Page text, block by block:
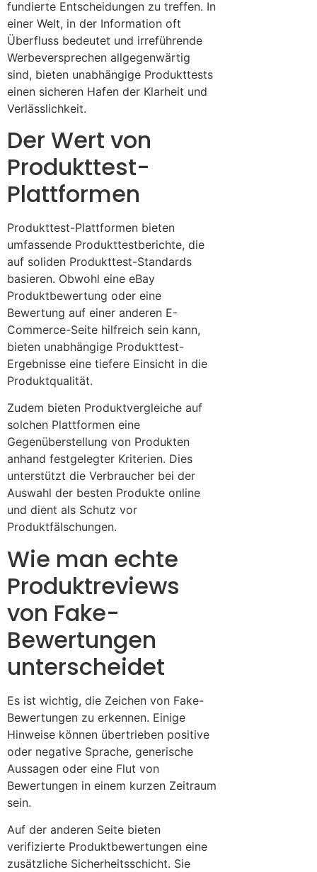
fundierte Entscheidungen zu treffen. In
einer Welt, in der Information oft
Überfluss bedeutet und irreführende
Werbeversprechen allgegenwärtig
sind, bieten unabhängige Produkttests
einen sicheren Hafen der Klarheit und
Verlässlichkeit.
Der Wert von
Produkttest-
Plattformen
Produkttest-Plattformen bieten
umfassende Produkttestberichte, die
auf soliden Produkttest-Standards
basieren. Obwohl eine eBay
Produktbewertung oder eine
Bewertung auf einer anderen E-
Commerce-Seite hilfreich sein kann,
bieten unabhängige Produkttest-
Ergebnisse eine tiefere Einsicht in die
Produktqualität.
Zudem bieten Produktvergleiche auf
solchen Plattformen eine
Gegenüberstellung von Produkten
anhand festgelegter Kriterien. Dies
unterstützt die Verbraucher bei der
Auswahl der besten Produkte online
und dient als Schutz vor
Produktfälschungen.
Wie man echte
Produktreviews
von Fake-
Bewertungen
unterscheidet
Es ist wichtig, die Zeichen von Fake-
Bewertungen zu erkennen. Einige
Hinweise können übertrieben positive
oder negative Sprache, generische
Aussagen oder eine Flut von
Bewertungen in einem kurzen Zeitraum
sein.
Auf der anderen Seite bieten
verifizierte Produktbewertungen eine
zusätzliche Sicherheitsschicht. Sie